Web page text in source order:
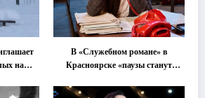
на
В «Служебном романе» в
Красноярске «паузы станут